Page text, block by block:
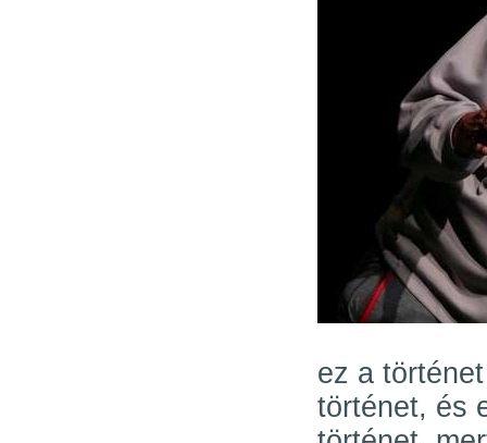
ez a
történet, és